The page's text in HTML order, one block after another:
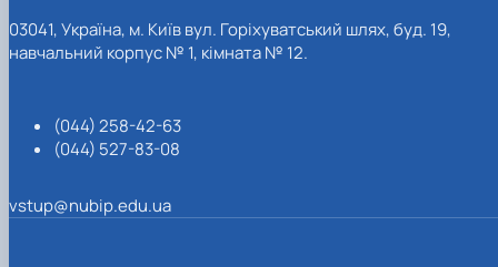
03041, Україна, м. Київ вул. Горіхуватський шлях, буд. 19,
навчальний корпус № 1, кімната № 12.
(044) 258-42-63
(044) 527-83-08
vstup@nubip.edu.ua